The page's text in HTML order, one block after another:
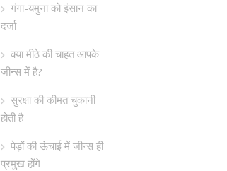
गंगा-यमुना को इंसान का
दर्जा
क्या मीठे की चाहत आपके
जीन्स में है?
सुरक्षा की कीमत चुकानी
होती है
पेड़ों की ऊंचाई में जीन्स ही
प्रमुख होंगे